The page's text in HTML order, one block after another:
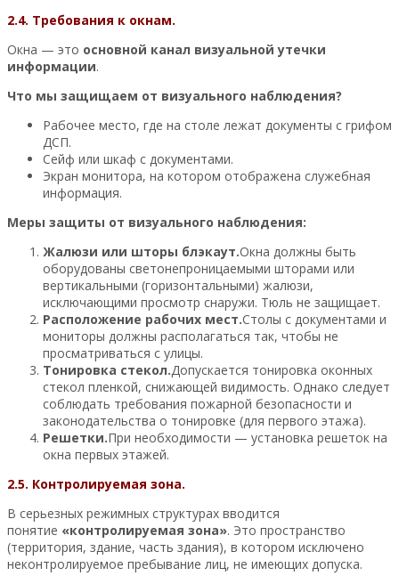
2.4. Требования к окнам.
Окна — это основной канал визуальной утечки
информации.
Что мы защищаем от визуального наблюдения?
Рабочее место, где на столе лежат документы с грифом
ДСП.
Сейф или шкаф с документами.
Экран монитора, на котором отображена служебная
информация.
Меры защиты от визуального наблюдения:
Жалюзи или шторы блэкаут.Окна должны быть
оборудованы светонепроницаемыми шторами или
вертикальными (горизонтальными) жалюзи,
исключающими просмотр снаружи. Тюль не защищает.
Расположение рабочих мест.Столы с документами и
мониторы должны располагаться так, чтобы не
просматриваться с улицы.
Тонировка стекол.Допускается тонировка оконных
стекол пленкой, снижающей видимость. Однако следует
соблюдать требования пожарной безопасности и
законодательства о тонировке (для первого этажа).
Решетки.При необходимости — установка решеток на
окна первых этажей.
2.5. Контролируемая зона.
В серьезных режимных структурах вводится
понятие «контролируемая зона». Это пространство
(территория, здание, часть здания), в котором исключено
неконтролируемое пребывание лиц, не имеющих допуска.